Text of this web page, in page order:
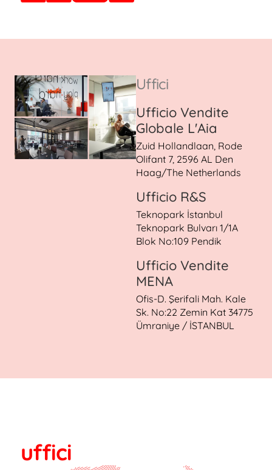
Uffici
Ufficio Vendite
Globale L'Aia
Zuid Hollandlaan, Rode
Olifant 7, 2596 AL Den
Haag/The Netherlands
Ufficio R&S
Teknopark İstanbul
Teknopark Bulvarı 1/1A
Blok No:109 Pendik
Ufficio Vendite
MENA
Ofis-D. Şerifali Mah. Kale
Sk. No:22 Zemin Kat 34775
Ümraniye / İSTANBUL
uffici